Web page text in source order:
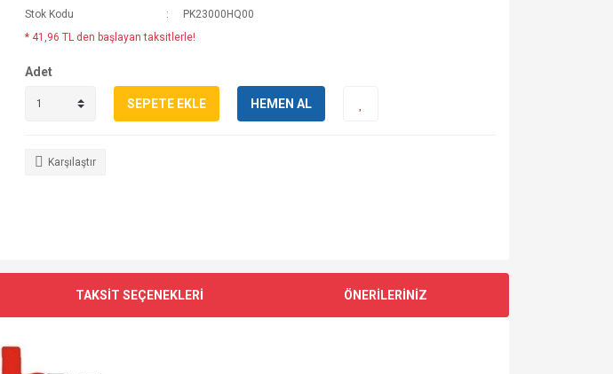
Stok Kodu
PK23000HQ00
* 41,96 TL den başlayan taksitlerle!
Adet
SEPETE EKLE HEMEN AL
Karşılaştır
TAKSİT SEÇENEKLERİ ÖNERİLERİNİZ